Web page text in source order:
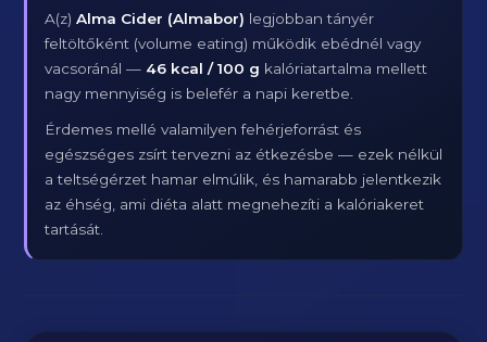
A(z)Alma Cider (Almabor) legjobban tányér
feltöltőként (volume eating) működik ebédnél vagy
vacsoránál — 46 kcal / 100 g kalóriatartalma mellett
nagy mennyiség is belefér a napi keretbe.
Érdemes mellé valamilyen fehérjeforrást és
egészséges zsírt tervezni az étkezésbe — ezek nélkül
a teltségérzet hamar elmúlik, és hamarabb jelentkezik
az éhség, ami diéta alatt megnehezíti a kalóriakeret
tartását.